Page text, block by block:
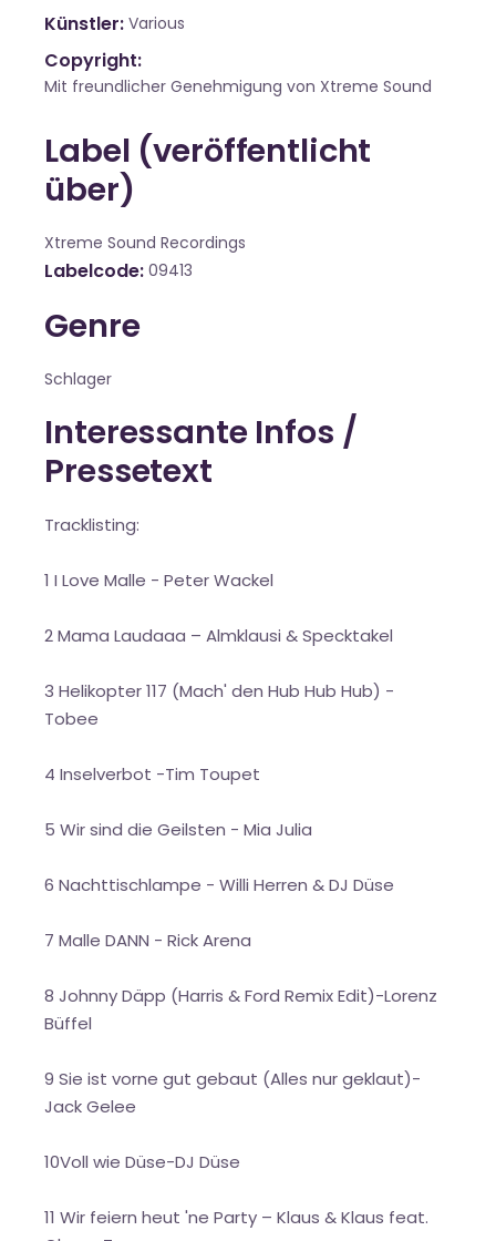
Künstler Various
Copyright:
Mit freundlicher Genehmigung von Xtreme Sound
Label (veröffentlicht
über)
Xtreme Sound Recordings
Labelcode 09413
Genre
Schlager
Interessante Infos /
Pressetext
Tracklisting:
1 I Love Malle - Peter Wackel
2 Mama Laudaaa – Almklausi & Specktakel
3 Helikopter 117 (Mach' den Hub Hub Hub) -
Tobee
4 Inselverbot -Tim Toupet
5 Wir sind die Geilsten - Mia Julia
6 Nachttischlampe - Willi Herren & DJ Düse
7 Malle DANN - Rick Arena
8 Johnny Däpp (Harris & Ford Remix Edit)-Lorenz
Büffel
9 Sie ist vorne gut gebaut (Alles nur geklaut)-
Jack Gelee
10Voll wie Düse-DJ Düse
11 Wir feiern heut 'ne Party – Klaus & Klaus feat.